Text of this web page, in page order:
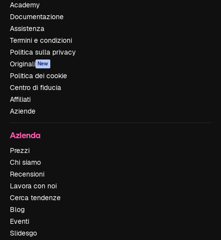
Academy
Documentazione
Assistenza
Termini e condizioni
Politica sulla privacy
Originali New
Politica dei cookie
Centro di fiducia
Affiliati
Aziende
Azienda
Prezzi
Chi siamo
Recensioni
Lavora con noi
Cerca tendenze
Blog
Eventi
Slidesgo